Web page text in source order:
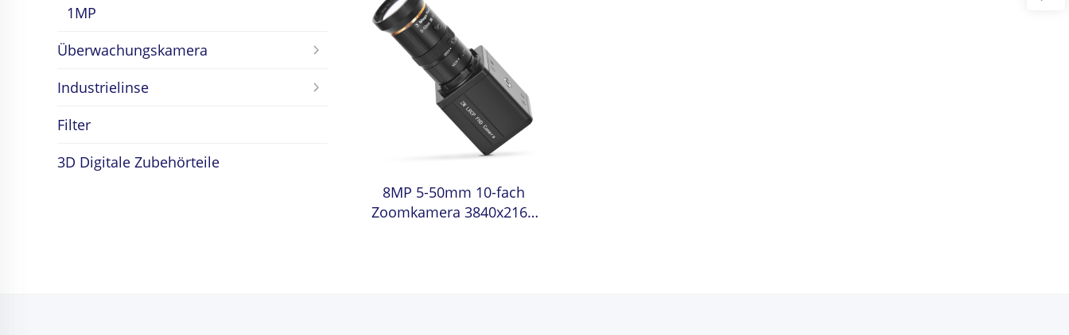
1MP
Überwachungskamera
Industrielinse
Filter
3D Digitale Zubehörteile
8MP 5-50mm 10-fach
Zoomkamera 3840x2160